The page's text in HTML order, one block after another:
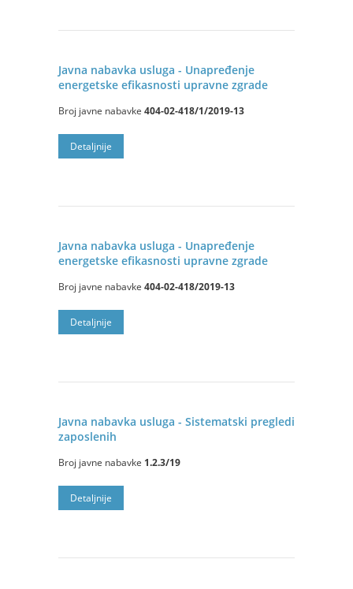
Javna nabavka usluga - Unapređenje
energetske efikasnosti upravne zgrade
Broj javne nabavke 404-02-418/1/2019-13
Detaljnije
Javna nabavka usluga - Unapređenje
energetske efikasnosti upravne zgrade
Broj javne nabavke 404-02-418/2019-13
Detaljnije
Javna nabavka usluga - Sistematski pregledi
zaposlenih
Broj javne nabavke 1.2.3/19
Detaljnije